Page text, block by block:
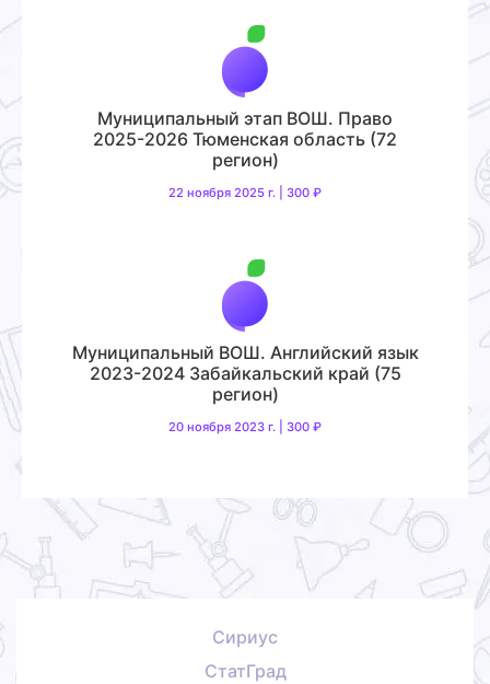
Муниципальный этап ВОШ. Право
2025-2026 Тюменская область (72
регион)
22 ноября 2025 г. | 300 ₽
Муниципальный ВОШ. Английский язык
2023-2024 Забайкальский край (75
регион)
20 ноября 2023 г. | 300 ₽
Сириус
СтатГрад